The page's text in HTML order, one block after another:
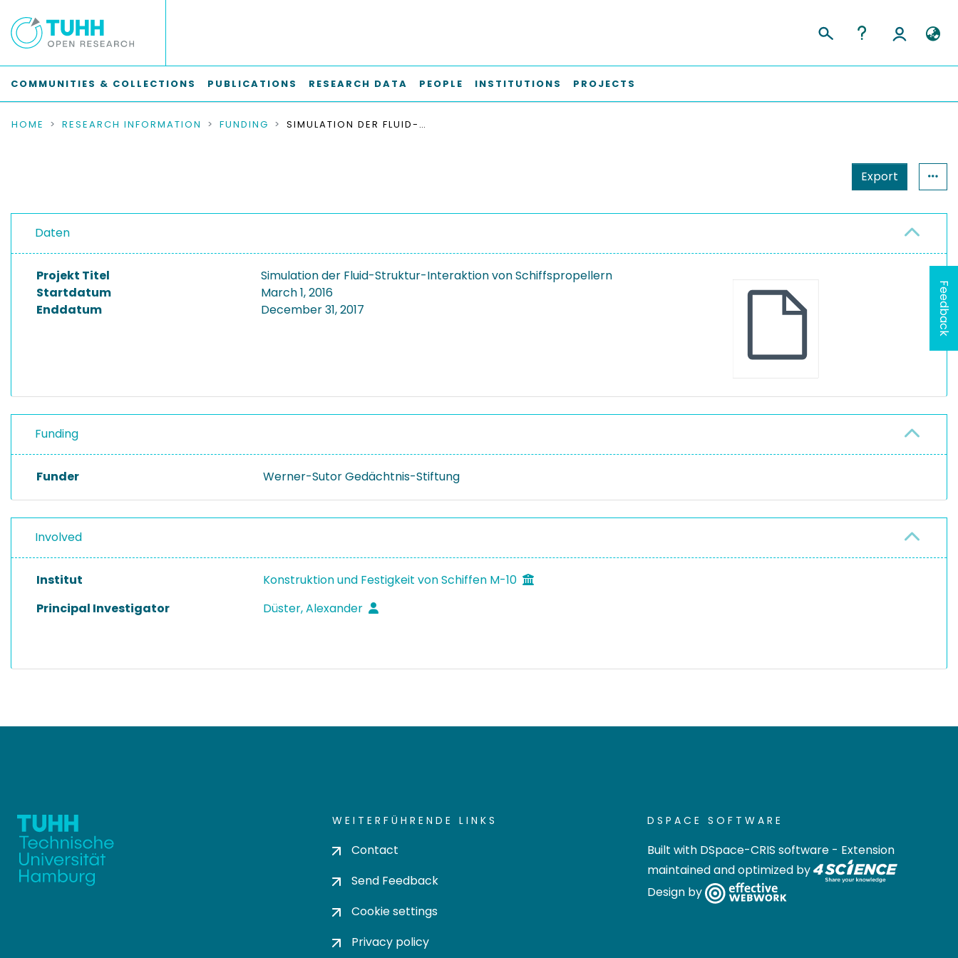
COMMUNITIES & COLLECTIONS PUBLICATIONS RESEARCH DATA PEOPLE INSTITUTIONS PROJECTS
HOME RESEARCH INFORMATION FUNDING SIMULATION DER FLUID-STRUKTUR-INTERAKTION VON SCHIFFSPROPELLERN
Export
Daten
Projekt Titel
Simulation der Fluid-Struktur-Interaktion von Schiffspropellern
Startdatum
March 1, 2016
Enddatum
December 31, 2017
Funding
Funder Werner-Sutor Gedächtnis-Stiftung
Involved
Institut
Konstruktion und Festigkeit von Schiffen M-10
Principal Investigator
Düster, Alexander
WEITERFÜHRENDE LINKS
Contact
Send Feedback
Cookie settings
Privacy policy
DSPACE SOFTWARE
Built with DSpace-CRIS software - Extension
maintained and optimized by
Design by
Feedback